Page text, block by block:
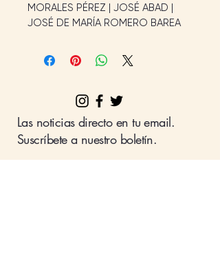
MORALES PÉREZ | JOSÉ ABAD |
JOSÉ DE MARÍA ROMERO BAREA
Las noticias directo en tu email.
Suscríbete a nuestro boletín.